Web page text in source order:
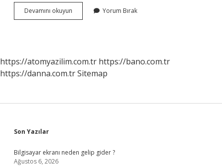
Devamını okuyun
Numarayı
Yorum Bırak
https://atomyazilim.com.tr https://bano.com.tr
https://danna.com.trSitemap
Sidebar
Son Yazılar
Bilgisayar ekranı neden gelip gider ?
Ağustos 6, 2026